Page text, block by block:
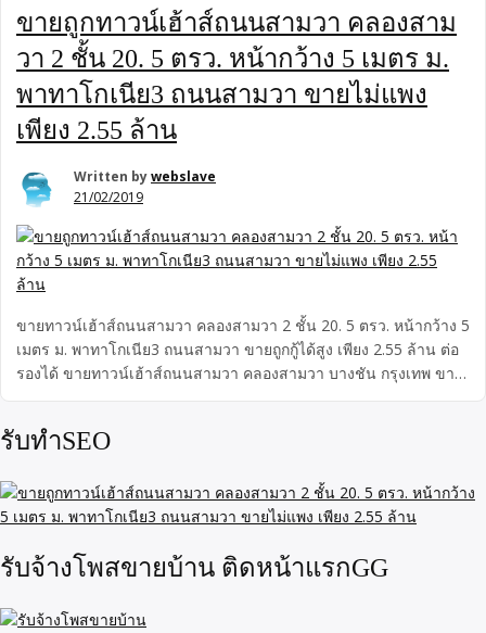
ขายถูกทาวน์เฮ้าส์ถนนสามวา คลองสาม
วา 2 ชั้น 20. 5 ตรว. หน้ากว้าง 5 เมตร ม.
พาทาโกเนีย3 ถนนสามวา ขายไม่แพง
เพียง 2.55 ล้าน
Written bywebslave
21/02/2019
ขายทาวน์เฮ้าส์ถนนสามวา คลองสามวา 2 ชั้น 20. 5 ตรว. หน้ากว้าง 5
เมตร ม. พาทาโกเนีย3 ถนนสามวา ขายถูกกู้ได้สูง เพียง 2.55 ล้าน ต่อ
รองได้ ขายทาวน์เฮ้าส์ถนนสามวา คลองสามวา บางชัน กรุงเทพ ขาย
พร้อมอยู่ ขายไม่แพง พรอม แอร์ เฟอร์นิเจอร์ โต้ะ ตู้เตียง โฟซา บาาง
รับทำSEO
รับจ้างโพสขายบ้าน ติดหน้าแรกGG